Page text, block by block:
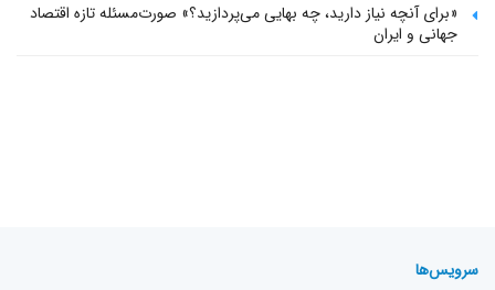
«برای آنچه نیاز دارید، چه بهایی می‌پردازید؟» صورت‌مسئله تازه اقتصاد
جهانی و ایران
سرویس‌ها